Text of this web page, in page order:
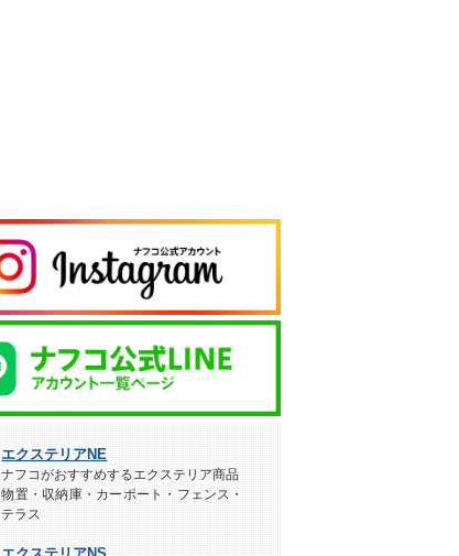
エクステリアNE
ナフコがおすすめするエクステリア商品
物置・収納庫・カーポート・フェンス・
テラス
エクステリアNS